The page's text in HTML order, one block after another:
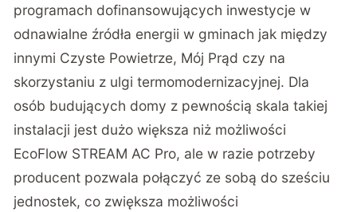
programach dofinansowujących inwestycje w
odnawialne źródła energii w gminach jak między
innymi Czyste Powietrze, Mój Prąd czy na
skorzystaniu z ulgi termomodernizacyjnej. Dla
osób budujących domy z pewnością skala takiej
instalacji jest dużo większa niż możliwości
EcoFlow STREAM AC Pro, ale w razie potrzeby
producent pozwala połączyć ze sobą do sześciu
jednostek, co zwiększa możliwości